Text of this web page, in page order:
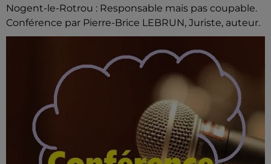
Nogent-le-Rotrou : Responsable mais pas coupable.
Conférence par Pierre-Brice LEBRUN, Juriste, auteur.